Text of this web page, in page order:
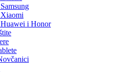
i Honor